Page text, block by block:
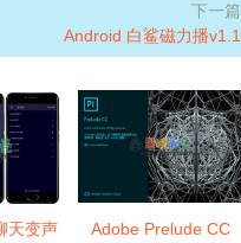
下一篇
Android 白鲨磁力播v1.1
天变声
Adobe Prelude CC